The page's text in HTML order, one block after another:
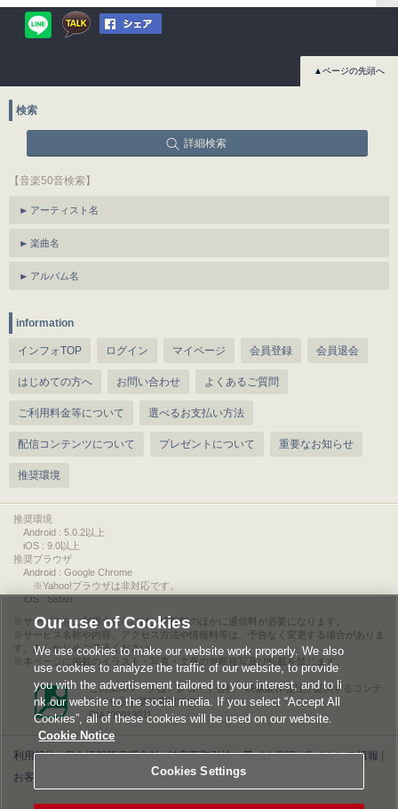
▲ページの先頭へ
検索
詳細検索
【音楽50音検索】
アーティスト名
楽曲名
アルバム名
information
インフォTOP ログイン マイページ 会員登録 会員退会
はじめての方へ お問い合わせ よくあるご質問
ご利用料金等について 選べるお支払い方法
配信コンテンツについて プレゼントについて 重要なお知らせ
推奨環境
推奨環境
Android : 5.0.2以上
iOS : 9.0以上
推奨ブラウザ
Android : Google Chrome
※Yahoo!ブラウザは非対応です。
iOS : Safari
サービスをご利用されるには、情報料のほかに通信料が必要になります。
サービス名称や内容、アクセス方法や情報料等は、予告なく変更する場合がありま
す。あらかじめご了承ください。
本ページに掲載のイラスト・写真・文章の無断複写及び転載を禁じます。
このエルマークは、レコード会社・映像製作会社が提供するコンテ
ンツを示す登録商標です。
RIAJ00013011
利用規約|個人情報等保護方針|特定商取引法に基づく表記|ライセンス情報
お客様情報の外部送信について|Cookies Settings
Our use of Cookies
We use cookies to make our website work properly. We also
use cookies to analyze the traffic of our website, to provide
you with the advertisement tailored to your interest, and to li
nk our website to the social media. If you select “Accept All
Cookies”, all of these cookies will be used on our website.
Cookie Notice
Cookies Settings